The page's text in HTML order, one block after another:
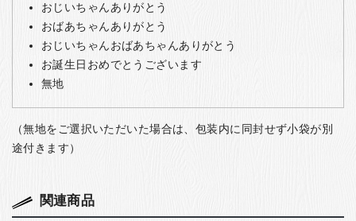
おじいちゃんありがとう
おばあちゃんありがとう
おじいちゃんおばあちゃんありがとう
お誕生日おめでとうございます
無地
（無地をご選択いただいた場合は、包装内に同封せず小袋が別
途付きます）
関連商品